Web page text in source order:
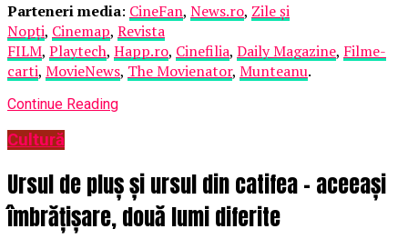
Parteneri media: CineFan, News.ro, Zile și
Nopți, Cinemap, Revista
FILM, Playtech, Happ.ro, Cinefilia, Daily Magazine, Filme-
carti, MovieNews, The Movienator, Munteanu.
Continue Reading
Cultură
Ursul de pluș și ursul din catifea – aceeași
îmbrățișare, două lumi diferite